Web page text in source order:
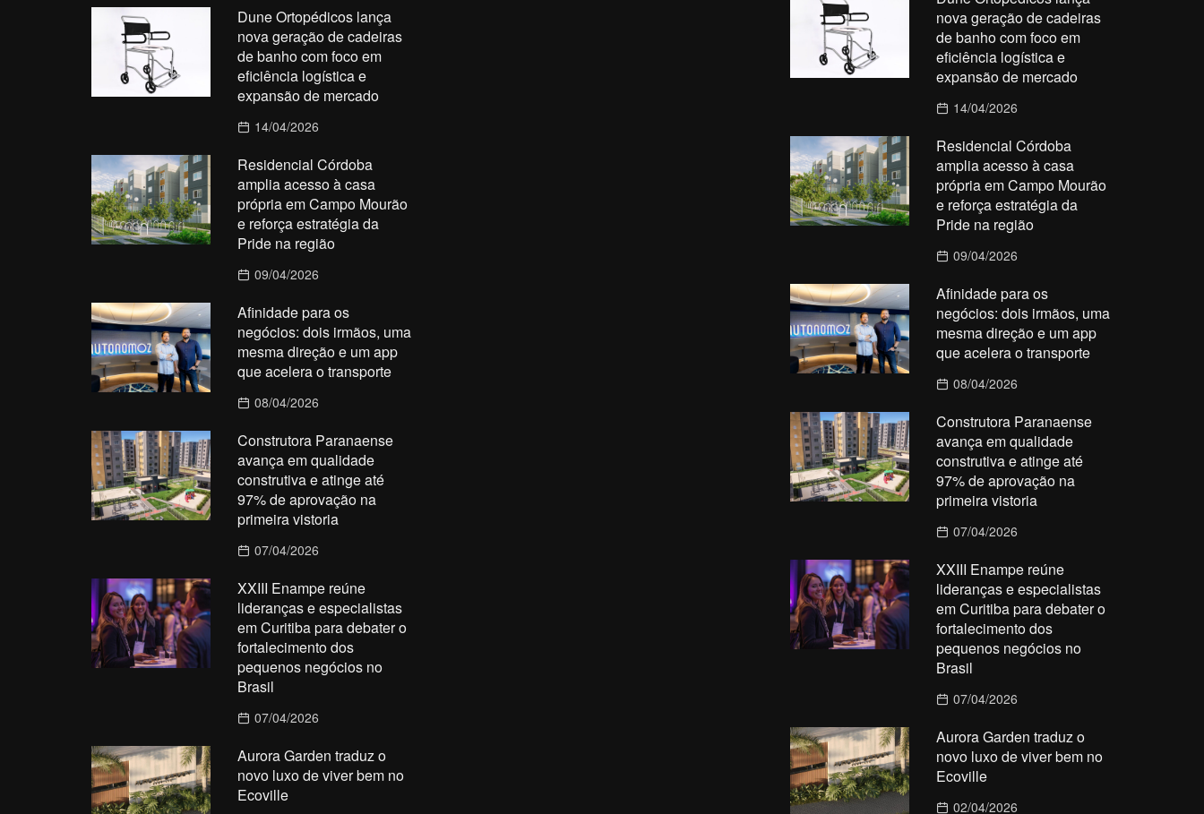
Dune Ortopédicos lança
nova geração de cadeiras
de banho com foco em
eficiência logística e
expansão de mercado
14/04/2026
Residencial Córdoba
amplia acesso à casa
própria em Campo Mourão
e reforça estratégia da
Pride na região
09/04/2026
Afinidade para os
negócios: dois irmãos, uma
mesma direção e um app
que acelera o transporte
08/04/2026
Construtora Paranaense
avança em qualidade
construtiva e atinge até
97% de aprovação na
primeira vistoria
07/04/2026
XXIII Enampe reúne
lideranças e especialistas
em Curitiba para debater o
fortalecimento dos
pequenos negócios no
Brasil
07/04/2026
Aurora Garden traduz o
novo luxo de viver bem no
Ecoville
nova geração de cadeiras
de banho com foco em
eficiência logística e
expansão de mercado
14/04/2026
Residencial Córdoba
amplia acesso à casa
própria em Campo Mourão
e reforça estratégia da
Pride na região
09/04/2026
Afinidade para os
negócios: dois irmãos, uma
mesma direção e um app
que acelera o transporte
08/04/2026
Construtora Paranaense
avança em qualidade
construtiva e atinge até
97% de aprovação na
primeira vistoria
07/04/2026
XXIII Enampe reúne
lideranças e especialistas
em Curitiba para debater o
fortalecimento dos
pequenos negócios no
Brasil
07/04/2026
Aurora Garden traduz o
novo luxo de viver bem no
Ecoville
02/04/2026